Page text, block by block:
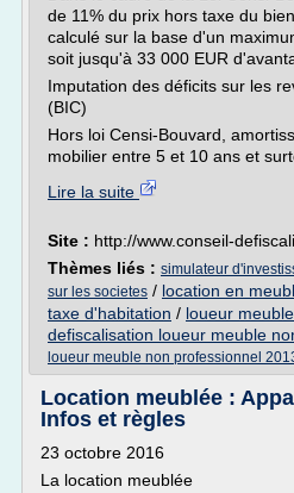
de 11% du prix hors taxe du
calculé sur la base d'un
soit jusqu'à 33 000 EUR
Imputation des déficits sur les
(BIC)
Hors loi Censi-Bouvard,
mobilier entre 5 et 10 ans et
Lire la suite
Site : http://www.conseil-
Thèmes liés : simulateur
sur les societes / location en
taxe d'habitation / loueur
defiscalisation loueur meuble
loueur meuble non professionnel
Location meublée :
Infos et règles
23 octobre 2016
La location meublée